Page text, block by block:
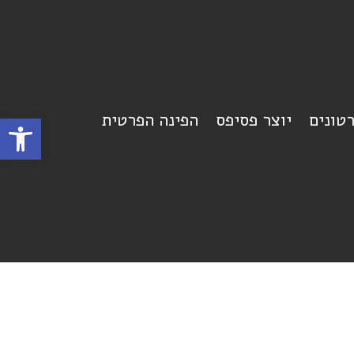
פתח יוצר פסיפס הפינה הפרטית